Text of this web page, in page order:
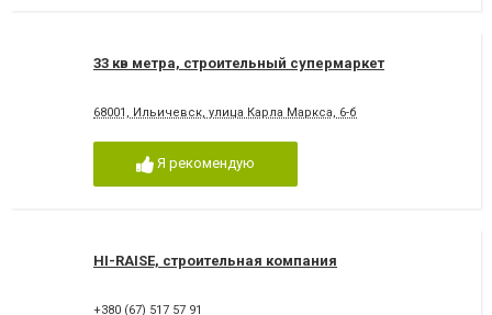
33 кв метра, строительный супермаркет
68001, Ильичевск, улица Карла Маркса, 6-б
Я рекомендую
HI-RAISE, строительная компания
+380 (67) 517 57 91